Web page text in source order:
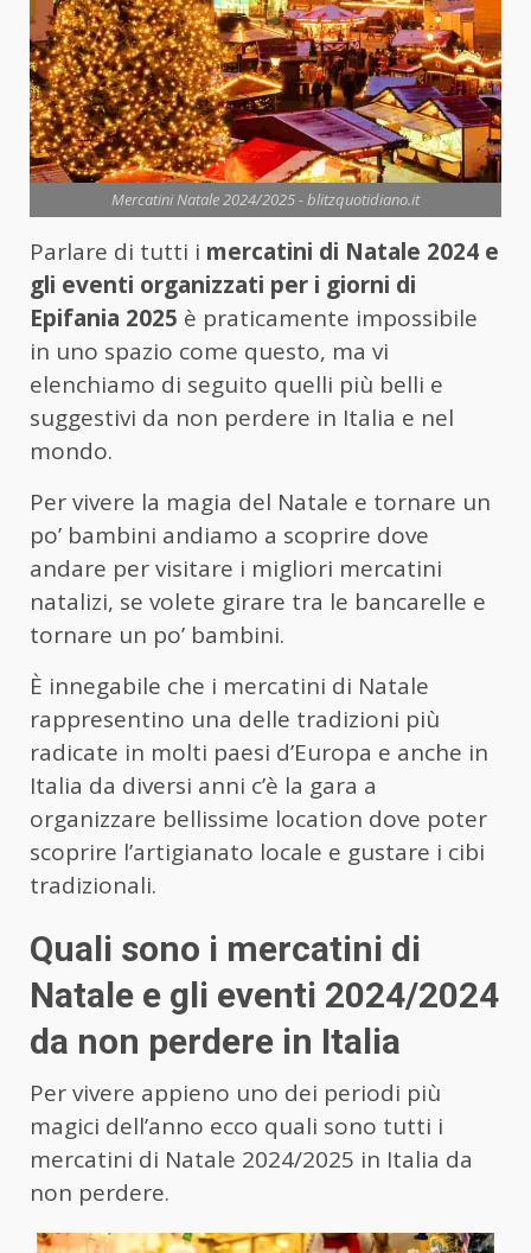
Mercatini Natale 2024/2025 - blitzquotidiano.it
Parlare di tutti i mercatini di Natale 2024 e
gli eventi organizzati per i giorni di
Epifania 2025 è praticamente impossibile
in uno spazio come questo, ma vi
elenchiamo di seguito quelli più belli e
suggestivi da non perdere in Italia e nel
mondo.
Per vivere la magia del Natale e tornare un
po’ bambini andiamo a scoprire dove
andare per visitare i migliori mercatini
natalizi, se volete girare tra le bancarelle e
tornare un po’ bambini.
È innegabile che i mercatini di Natale
rappresentino una delle tradizioni più
radicate in molti paesi d’Europa e anche in
Italia da diversi anni c’è la gara a
organizzare bellissime location dove poter
scoprire l’artigianato locale e gustare i cibi
tradizionali.
Quali sono i mercatini di
Natale e gli eventi 2024/2024
da non perdere in Italia
Per vivere appieno uno dei periodi più
magici dell’anno ecco quali sono tutti i
mercatini di Natale 2024/2025 in Italia da
non perdere.